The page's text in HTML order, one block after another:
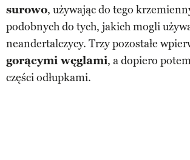
surowo, używając do tego
podobnych do tych, jakich mogli
neandertalczycy. Trzy pozostałe
gorącymi węglami, a dopiero
części odłupkami.